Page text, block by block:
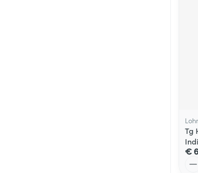
Tg
€